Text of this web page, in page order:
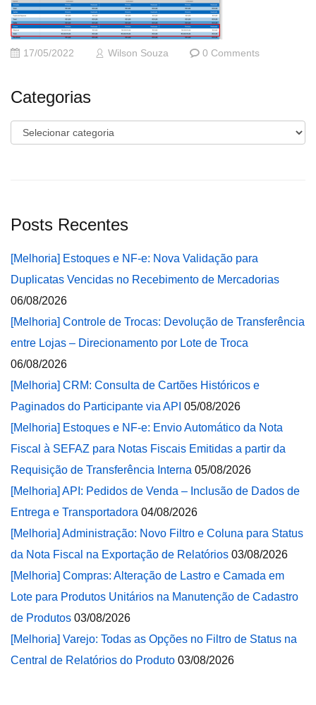
17/05/2022 Wilson Souza 0 Comments
Categorias
Categorias
Posts Recentes
[Melhoria] Estoques e NF-e: Nova Validação para
Duplicatas Vencidas no Recebimento de Mercadorias
06/08/2026
[Melhoria] Controle de Trocas: Devolução de Transferência
entre Lojas – Direcionamento por Lote de Troca
06/08/2026
[Melhoria] CRM: Consulta de Cartões Históricos e
Paginados do Participante via API 05/08/2026
[Melhoria] Estoques e NF-e: Envio Automático da Nota
Fiscal à SEFAZ para Notas Fiscais Emitidas a partir da
Requisição de Transferência Interna 05/08/2026
[Melhoria] API: Pedidos de Venda – Inclusão de Dados de
Entrega e Transportadora 04/08/2026
[Melhoria] Administração: Novo Filtro e Coluna para Status
da Nota Fiscal na Exportação de Relatórios 03/08/2026
[Melhoria] Compras: Alteração de Lastro e Camada em
Lote para Produtos Unitários na Manutenção de Cadastro
de Produtos 03/08/2026
[Melhoria] Varejo: Todas as Opções no Filtro de Status na
Central de Relatórios do Produto 03/08/2026